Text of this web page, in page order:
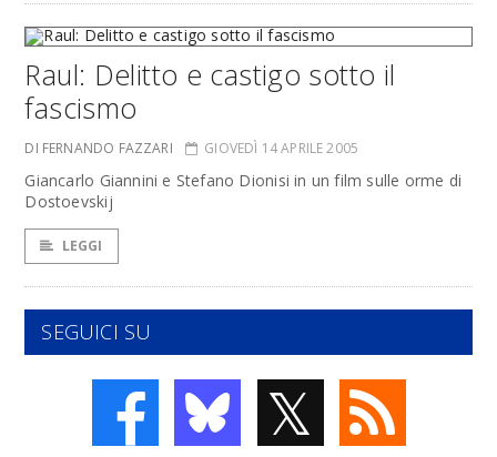
Raul: Delitto e castigo sotto il
fascismo
DI FERNANDO FAZZARI GIOVEDÌ 14 APRILE 2005
Giancarlo Giannini e Stefano Dionisi in un film sulle orme di
Dostoevskij
LEGGI
SEGUICI SU
𝕏